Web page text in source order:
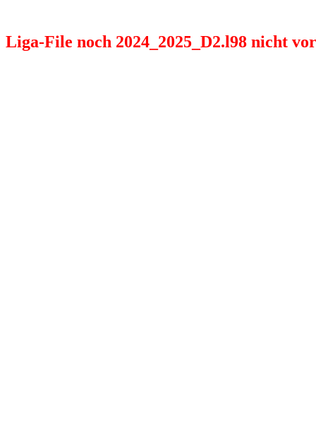
Liga-File noch 2024_2025_D2.l98 nicht